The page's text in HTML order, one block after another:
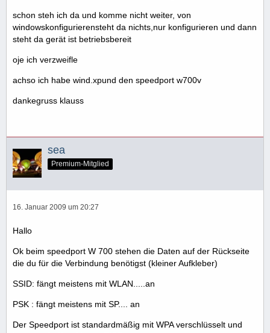
schon steh ich da und komme nicht weiter, von
windowskonfigurierensteht da nichts,nur konfigurieren und dann
steht da gerät ist betriebsbereit
oje ich verzweifle
achso ich habe wind.xpund den speedport w700v
dankegruss klauss
sea
Premium-Mitglied
16. Januar 2009 um 20:27
Hallo
Ok beim speedport W 700 stehen die Daten auf der Rückseite
die du für die Verbindung benötigst (kleiner Aufkleber)
SSID: fängt meistens mit WLAN.....an
PSK : fängt meistens mit SP.... an
Der Speedport ist standardmäßig mit WPA verschlüsselt und